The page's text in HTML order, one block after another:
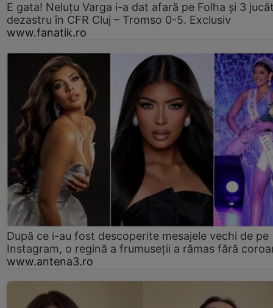
E gata! Neluțu Varga i-a dat afară pe Folha și 3
dezastru în CFR Cluj – Tromso 0-5. Exclusiv
www.fanatik.ro
După ce i-au fost descoperite mesajele vechi de pe
Instagram, o regină a frumuseții a rămas fără
www.antena3.ro